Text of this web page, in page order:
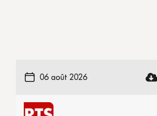
06 août 2026